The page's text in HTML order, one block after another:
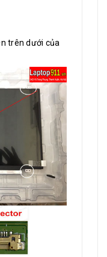
trên dưới của